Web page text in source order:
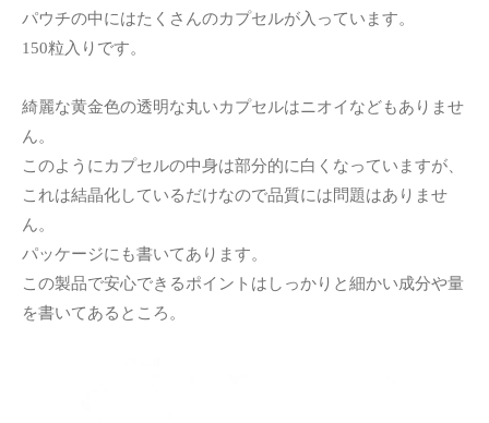
パウチの中にはたくさんのカプセルが入っています。
150粒入りです。
綺麗な黄金色の透明な丸いカプセルはニオイなどもありませ
ん。
このようにカプセルの中身は部分的に白くなっていますが、
これは結晶化しているだけなので品質には問題はありませ
ん。
パッケージにも書いてあります。
この製品で安心できるポイントはしっかりと細かい成分や量
を書いてあるところ。